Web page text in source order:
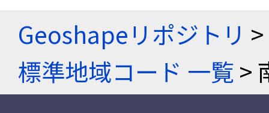
Geoshapeリポジトリ >
標準地域コード 一覧>